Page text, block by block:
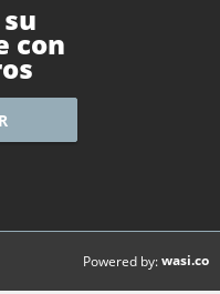
con
Powered by:wasi.co